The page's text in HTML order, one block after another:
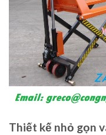
Thiết kế nhỏ gọn